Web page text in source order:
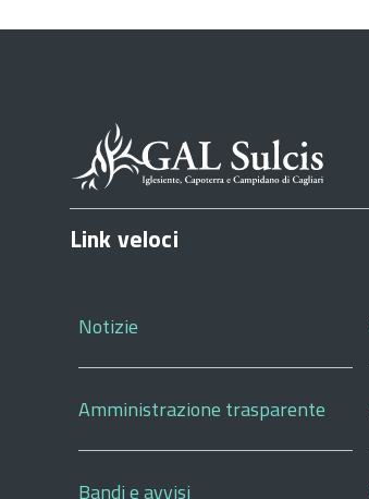
Link veloci
Notizie
Amministrazione trasparente
Bandi e avvisi